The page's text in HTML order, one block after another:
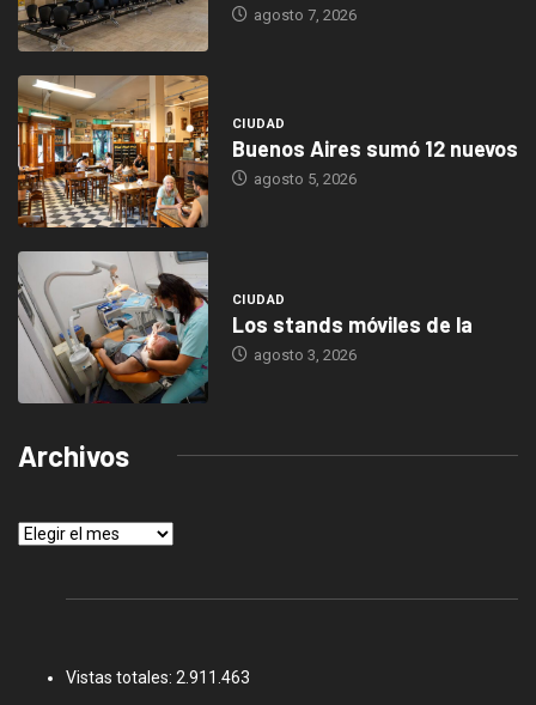
agosto 7, 2026
CIUDAD
Buenos Aires sumó 12 nuevos
agosto 5, 2026
CIUDAD
Los stands móviles de la
agosto 3, 2026
Archivos
Archivos
Vistas totales: 2.911.463